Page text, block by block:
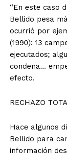
“En este caso
Bellido pesa
ocurrió por
(1990): 13
ejecutados;
condena…
efecto.
RECHAZO
Hace algunos
Bellido para
información